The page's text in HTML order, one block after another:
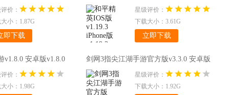
型的组队游戏！
价：
小：1.87G
即下载
iPhone版
星级评价：
下载大小：3.61G
立即下载
v1.8.0 安卓版v1.8.0
价：
小：1.98G
剑网3指尖江湖手游官方版v3.3.0 安卓版
v3.3.0 安卓版
星级评价：
下载大小：1.92G